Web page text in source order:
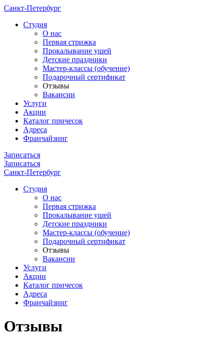
Санкт-Петербург
Cтудия
О нас
Первая стрижка
Прокалывание ушей
Детские праздники
Мастер-классы (обучение)
Подарочный сертификат
Отзывы
Вакансии
Услуги
Акции
Каталог причесок
Адреса
Франчайзинг
Записаться
Записаться
Санкт-Петербург
Cтудия
О нас
Первая стрижка
Прокалывание ушей
Детские праздники
Мастер-классы (обучение)
Подарочный сертификат
Отзывы
Вакансии
Услуги
Акции
Каталог причесок
Адреса
Франчайзинг
Отзывы